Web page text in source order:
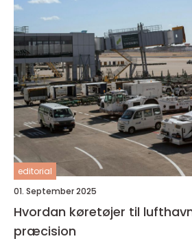
editorial
01. September 2025
Hvordan køretøjer til
præcision